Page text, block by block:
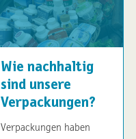
Wie nachhaltig
sind unsere
Verpackungen?
Verpackungen haben